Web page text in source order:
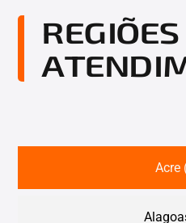
Acre